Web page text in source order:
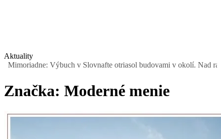
Aktuality
Výbuch v Slovnafte otriasol budovami v okolí. Nad
Značka: Moderné menie